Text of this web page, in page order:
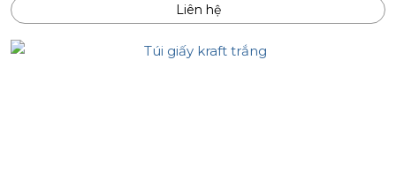
Liên hệ